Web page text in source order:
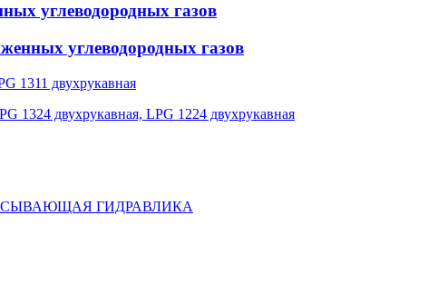
углеводородных газов
углеводородных газов
1311 двухрукавная
1324 двухрукавная, LPG 1224 двухрукавная
ГИДРАВЛИКА